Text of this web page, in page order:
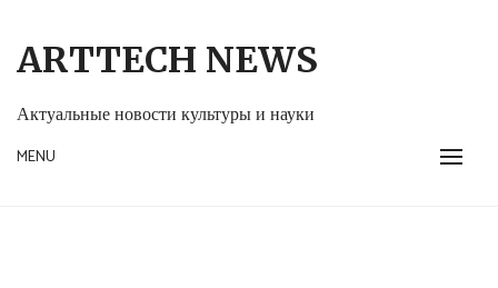
content
ARTTECH NEWS
Актуальные новости культуры и науки
MENU